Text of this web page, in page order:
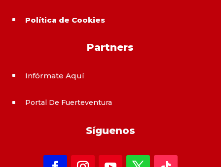
^ Política de Cookies
Partners
^ Infórmate Aquí
^ Portal De Fuerteventura
Síguenos